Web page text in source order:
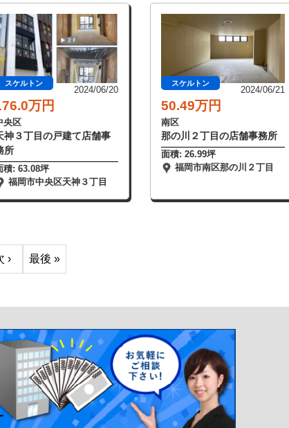
スケルトン
2024/06/20
万円
央区
神３丁目の戸建て店舗事
所
積: 63.08坪
福岡市中央区天神３丁目
スケルトン
2024/06/21
50.49万円
南区
那の川２丁目の店舗事務所
面積: 26.99坪
福岡市南区那の川２丁目
› 最後 »